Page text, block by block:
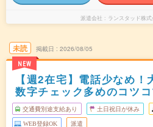
派遣会社 ランスタッド株
未読
NEW
掲載日 2026/08/05
【週2在宅】電話少なめ
数字チェック多めのコツ
交通費別途支給あり 土日祝日が休み
WEB登録OK 派遣